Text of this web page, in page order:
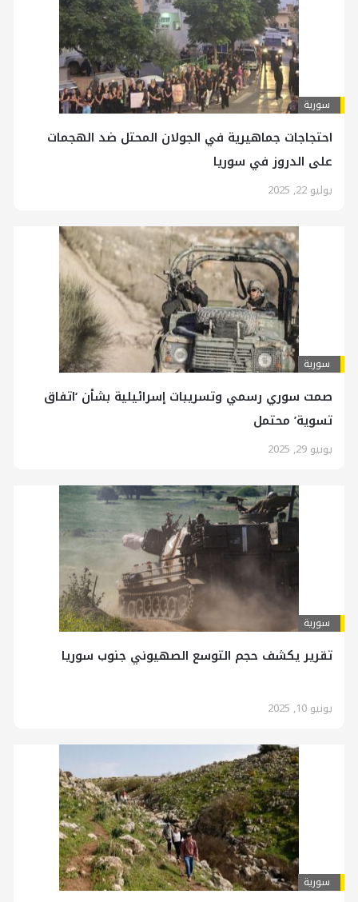
سورية
احتجاجات جماهيرية في الجولان المحتل ضد الهجمات
على الدروز في سوريا
يوليو 22, 2025
سورية
صمت سوري رسمي وتسريبات إسرائيلية بشأن ‘اتفاق
تسوية’ محتمل
يونيو 29, 2025
سورية
تقرير يكشف حجم التوسع الصهيوني جنوب سوريا
يونيو 10, 2025
سورية